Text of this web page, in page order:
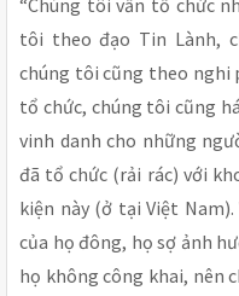
“Chúng tôi vẫn tổ chức
tôi theo đạo Tin Lành,
chúng tôi cũng theo nghi
tổ chức, chúng tôi cũng
vinh danh cho những
đã tổ chức (rải rác) với
kiện này (ở tại Việt
của họ đông, họ sợ ảnh
họ không công khai, nên